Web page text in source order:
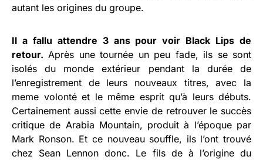
autant les origines du groupe.
Il a fallu attendre 3 ans pour voir Black Lips de
retour. Après une tournée un peu fade, ils se sont
isolés du monde extérieur pendant la durée de
l’enregistrement de leurs nouveaux titres, avec la
meme volonté et le même esprit qu’à leurs débuts.
Certainement aussi cette envie de retrouver le succès
critique de Arabia Mountain, produit à l’époque par
Mark Ronson. Et ce nouveau souffle, ils l’ont trouvé
chez Sean Lennon donc. Le fils de à l’origine du